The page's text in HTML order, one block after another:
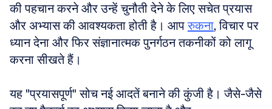
की पहचान करने और उन्हें चुनौती देने के लिए सचेत प्रयास
और अभ्यास की आवश्यकता होती है। आप रुकना, विचार पर
ध्यान देना और फिर संज्ञानात्मक पुनर्गठन तकनीकों को लागू
करना सीखते हैं।
यह "प्रयासपूर्ण" सोच नई आदतें बनाने की कुंजी है। जैसे-जैसे